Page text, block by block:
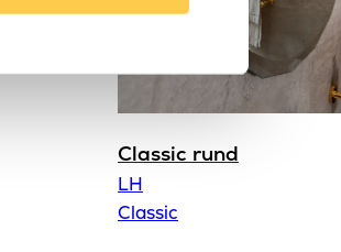
47.5 kg
Classic rund
LH
Classic